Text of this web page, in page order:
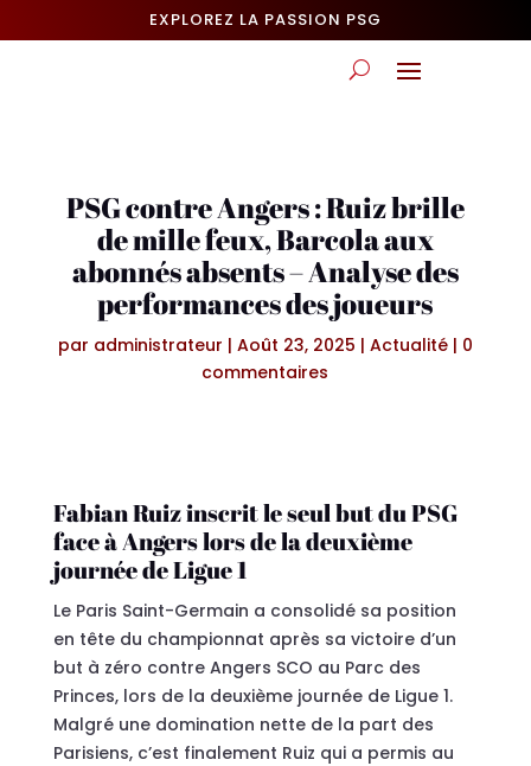
EXPLOREZ LA PASSION PSG
PSG contre Angers : Ruiz brille
de mille feux, Barcola aux
abonnés absents – Analyse des
performances des joueurs
par administrateur | Août 23, 2025 | Actualité| 0
commentaires
Fabian Ruiz inscrit le seul but du PSG
face à Angers lors de la deuxième
journée de Ligue 1
Le Paris Saint-Germain a consolidé sa position
en tête du championnat après sa victoire d’un
but à zéro contre Angers SCO au Parc des
Princes, lors de la deuxième journée de Ligue 1.
Malgré une domination nette de la part des
Parisiens, c’est finalement Ruiz qui a permis au